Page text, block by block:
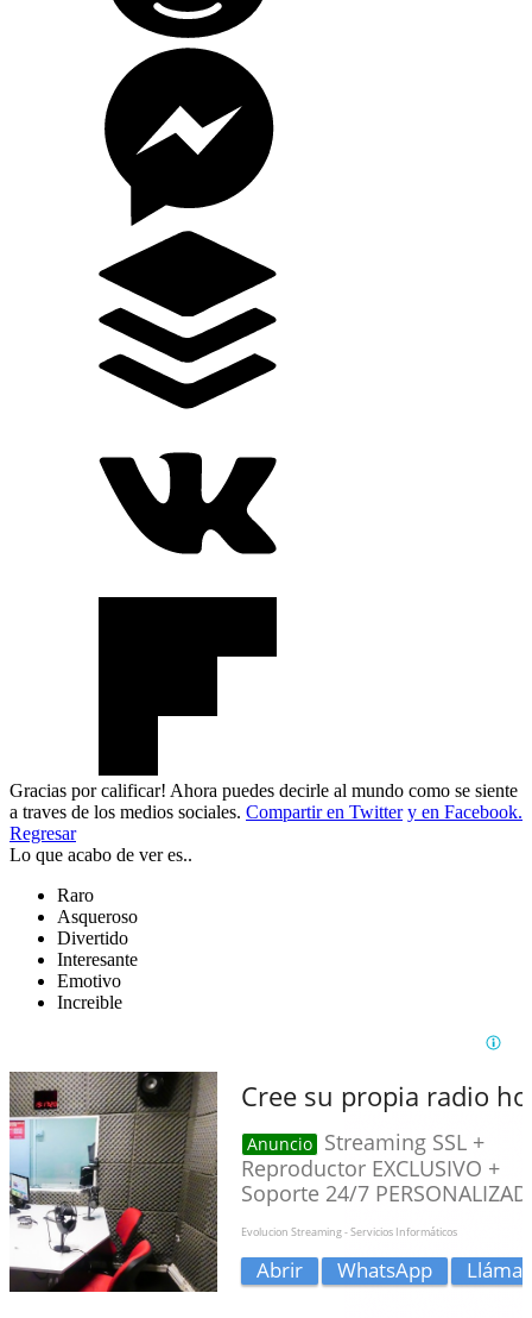
Gracias por calificar! Ahora puedes decirle al mundo como se siente
a traves de los medios sociales. Compartir en Twitter y en Facebook.
Regresar
Lo que acabo de ver es..
Raro
Asqueroso
Divertido
Interesante
Emotivo
Increible